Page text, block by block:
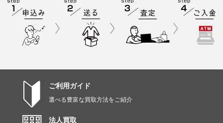
ご利用ガイド
選べる豊富な買取方法をご紹介
法人買取